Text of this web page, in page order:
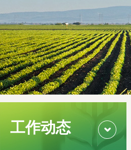
工作动态